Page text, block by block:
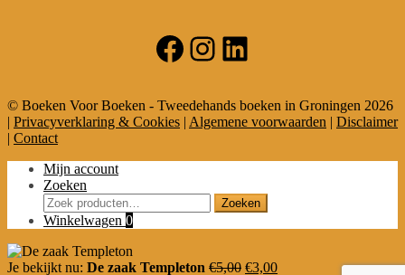
Facebook
Instagram
LinkedIn
© Boeken Voor Boeken - Tweedehands boeken in Groningen 2026
| Privacyverklaring & Cookies | Algemene voorwaarden | Disclaimer
| Contact
Mijn account
Zoeken
Zoeken
naar:
Zoeken
Winkelwagen 0
Je bekijkt nu: De zaak Templeton €5,00 Oorspronkelijke
€3,00Huidige